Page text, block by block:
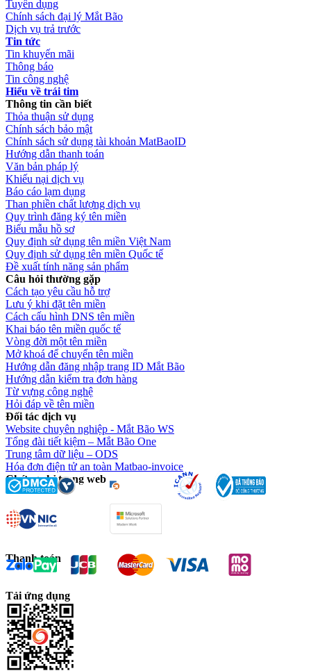
Tuyển dụng
Chính sách đại lý Mắt Bão
Dịch vụ trả trước
Tin tức
Tin khuyến mãi
Thông báo
Tin công nghệ
Hiểu về trái tim
Thông tin cần biết
Thỏa thuận sử dụng
Chính sách bảo mật
Chính sách sử dụng tài khoản MatBaoID
Hướng dẫn thanh toán
Văn bản pháp lý
Khiếu nại dịch vụ
Báo cáo lạm dụng
Than phiền chất lượng dịch vụ
Quy trình đăng ký tên miền
Biểu mẫu hồ sơ
Quy định sử dụng tên miền Việt Nam
Quy định sử dụng tên miền Quốc tế
Đề xuất tính năng sản phẩm
Câu hỏi thường gặp
Cách tạo yêu cầu hỗ trợ
Lưu ý khi đặt tên miền
Cách cấu hình DNS tên miền
Khai báo tên miền quốc tế
Vòng đời một tên miền
Mở khoá để chuyển tên miền
Hướng dẫn đăng nhập trang ID Mắt Bão
Hướng dẫn kiểm tra đơn hàng
Từ vựng công nghệ
Hỏi đáp về tên miền
Đối tác dịch vụ
Website chuyên nghiệp - Mắt Bão WS
Tổng đài tiết kiệm – Mắt Bão One
Trung tâm dữ liệu – ODS
Hóa đơn điện tử an toàn Matbao-invoice
Chứng chỉ trang web
Thanh toán
Tải ứng dụng